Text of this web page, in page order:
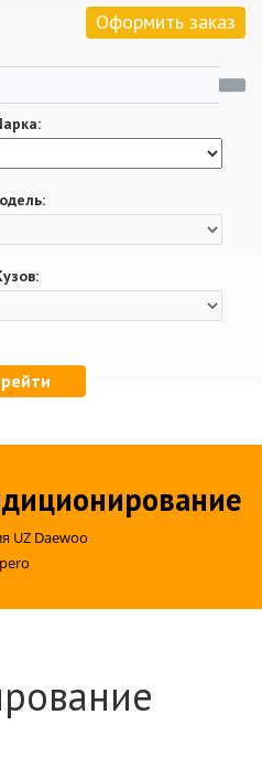
Оформить заказ
UZ Daewoo